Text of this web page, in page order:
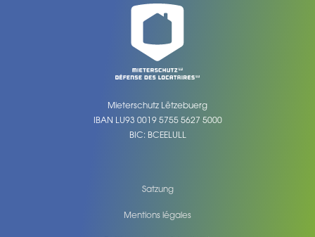
Mieterschutz Lëtzebuerg
IBAN LU93 0019 5755 5627 5000
BIC: BCEELULL
Satzung
Mentions légales